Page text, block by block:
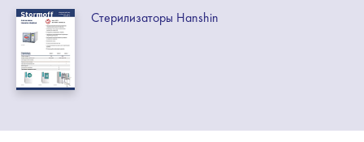
Стерилизаторы Hanshin